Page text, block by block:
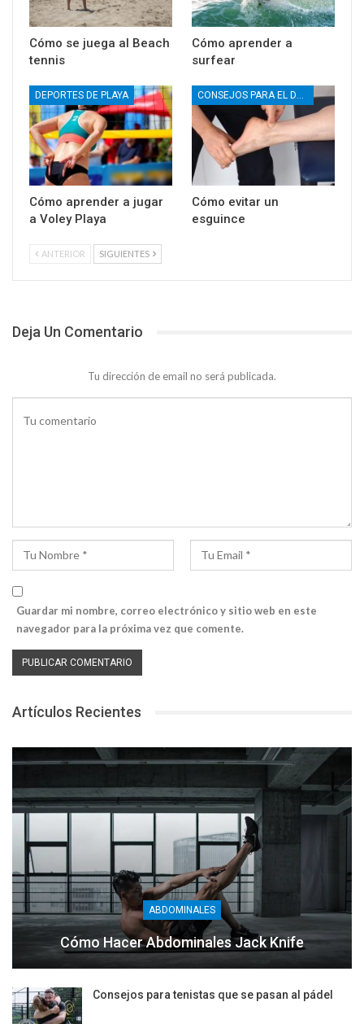
Cómo se juega al Beach
tennis
Cómo aprender a
surfear
DEPORTES DE PLAYA
Cómo aprender a jugar
a Voley Playa
CONSEJOS PARA EL DEPORTE
Cómo evitar un
esguince
ANTERIOR SIGUIENTES
Deja Un Comentario
Tu dirección de email no será publicada.
Guardar mi nombre, correo electrónico y sitio web en este
navegador para la próxima vez que comente.
Artículos Recientes
ABDOMINALES
Cómo Hacer Abdominales Jack Knife
Consejos para tenistas que se pasan al pádel